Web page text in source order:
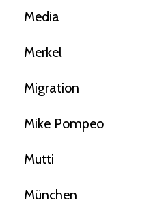
Media
Merkel
Migration
Mike Pompeo
Mutti
München